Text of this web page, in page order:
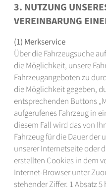
3. NUTZUNG
VEREINBARUNG
(1) Merkservice
Über die Fahrzeugsuche
die Möglichkeit, unsere
Fahrzeugangeboten zu
die Möglichkeit gegeben,
entsprechenden Buttons
aufgerufenes Fahrzeug in
diesem Fall wird das von
Fahrzeug für die Dauer
unserer Internetseite oder
erstellten Cookies in dem
Internet-Browser unter
stehender Ziffer. 1 Absatz